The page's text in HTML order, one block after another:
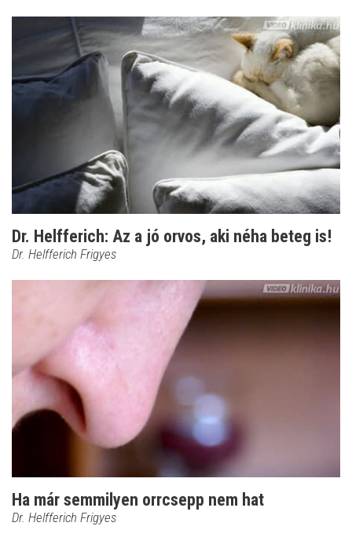
Dr. Helfferich: Az a jó orvos, aki néha beteg is!
Dr. Helfferich Frigyes
Ha már semmilyen orrcsepp nem hat
Dr. Helfferich Frigyes